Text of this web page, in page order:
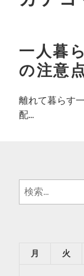
一人暮
の注意
離れて暮らす
配…
検
索:
月
火